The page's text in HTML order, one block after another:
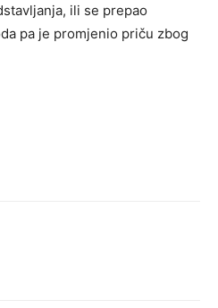
ili se prepao
pa je promjenio priču zbog